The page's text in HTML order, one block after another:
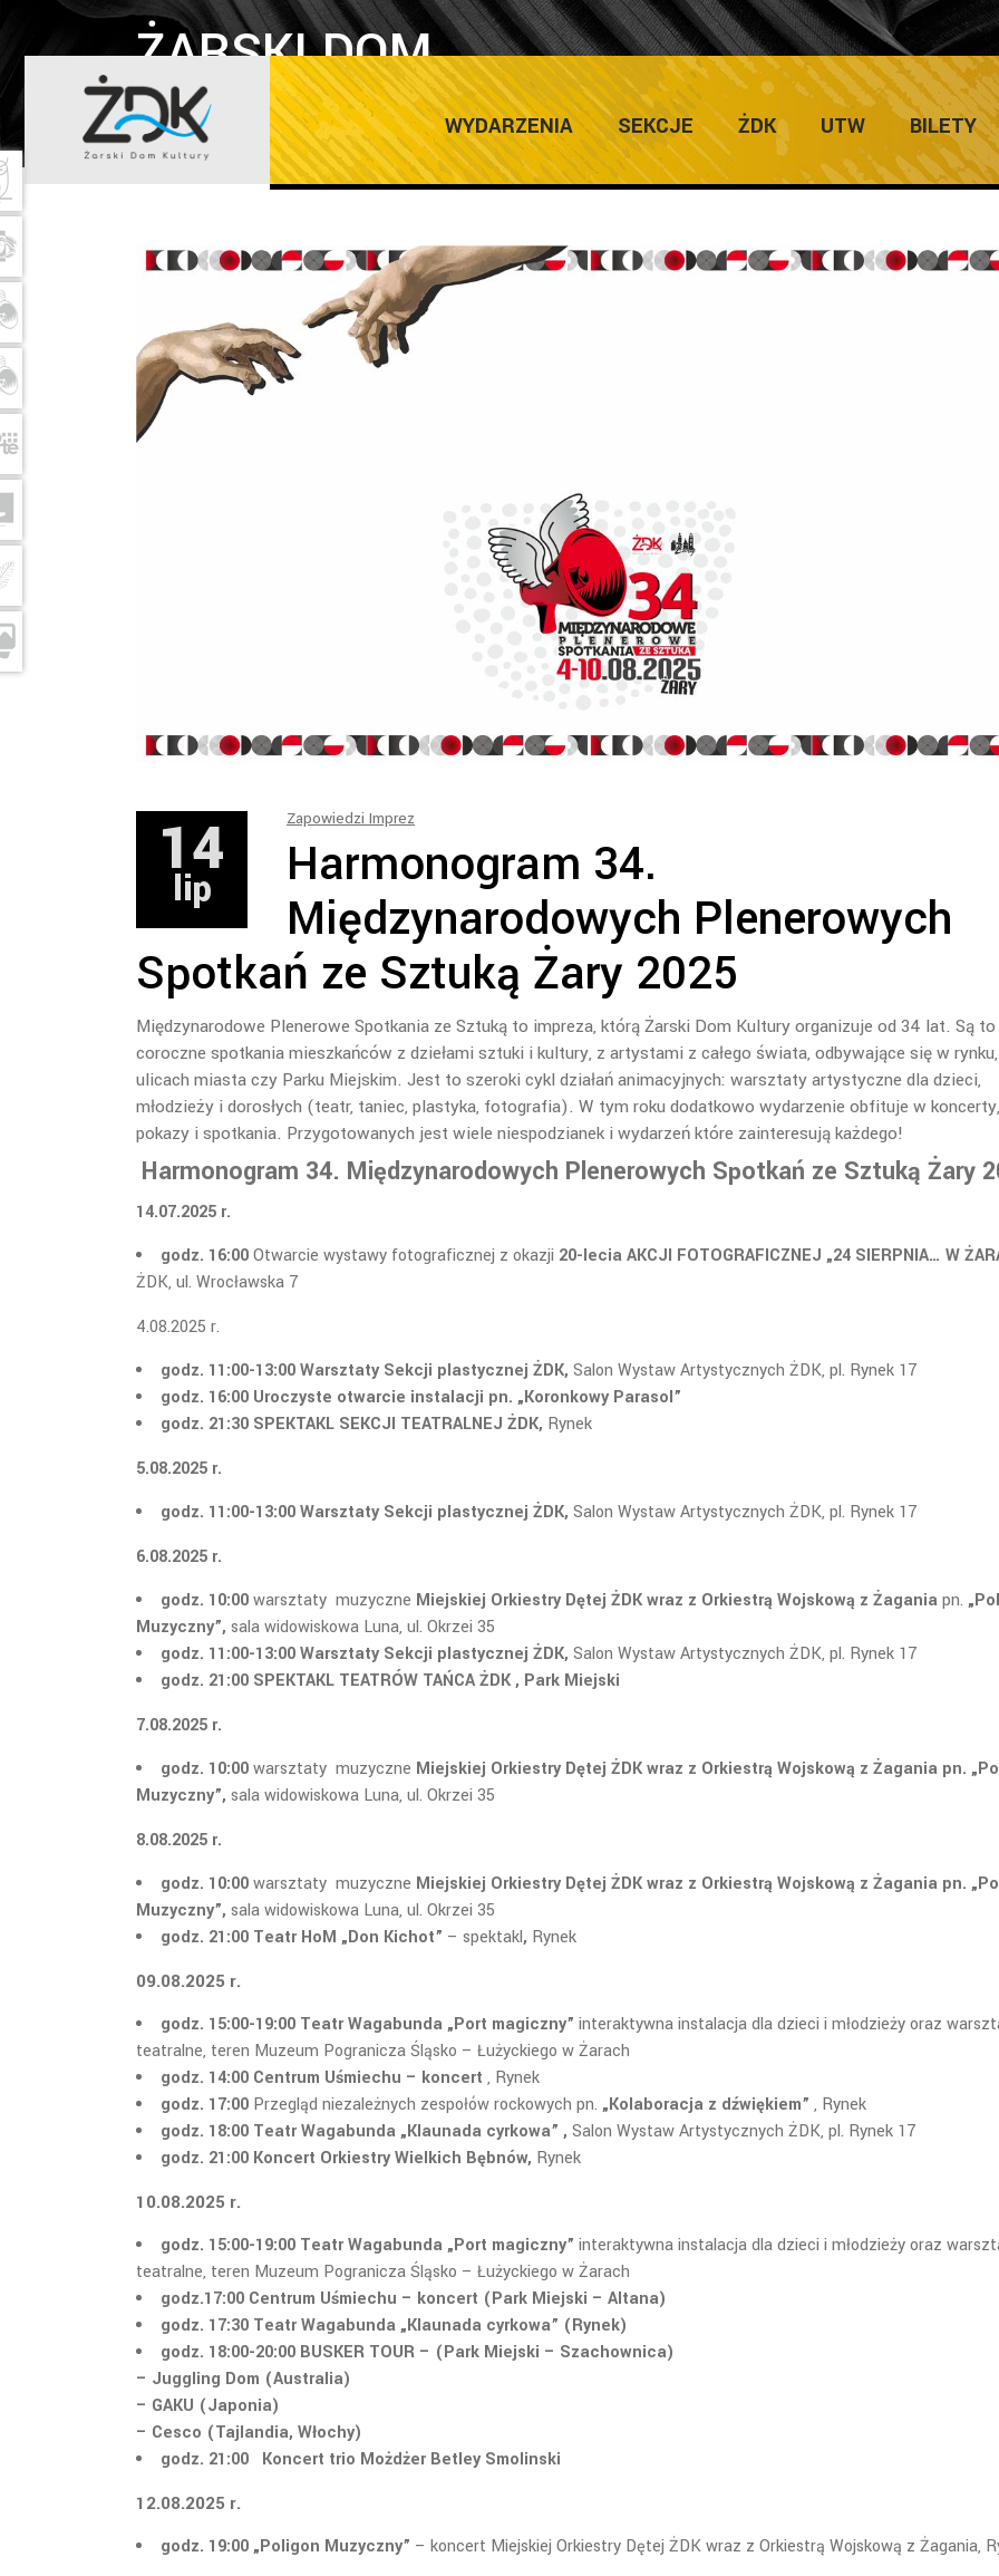
WYDARZENIA SEKCJE ŻDK UTW BILETY
ŻARSKI DOM
KULTURY
Home/Zapowiedzi Imprez/Harmonogram 34.
14
lip
Zapowiedzi Imprez
Harmonogram 34.
Międzynarodowych Plenerowych
Spotkań ze Sztuką Żary 2025
Międzynarodowe Plenerowe Spotkania ze Sztuką to impreza, którą Żarski Dom Kultury organizuje od 34 lat. Są to
coroczne spotkania mieszkańców z dziełami sztuki i kultury, z artystami z całego świata, odbywające się w
ulicach miasta czy Parku Miejskim. Jest to szeroki cykl działań animacyjnych: warsztaty artystyczne dla dzieci,
młodzieży i dorosłych (teatr, taniec, plastyka, fotografia). W tym roku dodatkowo wydarzenie obfituje w koncerty,
pokazy i spotkania. Przygotowanych jest wiele niespodzianek i wydarzeń które zainteresują każdego!
Harmonogram 34. Międzynarodowych Plenerowych Spotkań ze Sztuką Żary
14.07.2025 r.
godz. 16:00Otwarcie wystawy fotograficznej z okazji 20-lecia AKCJI FOTOGRAFICZNEJ „24 SIERPNIA… W
ŻDK, ul. Wrocławska 7
4.08.2025 r.
godz. 11:00-13:00 Warsztaty Sekcji plastycznej ŻDK, Salon Wystaw Artystycznych ŻDK, pl. Rynek 17
godz. 16:00 Uroczyste otwarcie instalacji pn. „Koronkowy Parasol”
godz. 21:30 SPEKTAKL SEKCJI TEATRALNEJ ŻDK, Rynek
5.08.2025 r.
godz. 11:00-13:00 Warsztaty Sekcji plastycznej ŻDK, Salon Wystaw Artystycznych ŻDK, pl. Rynek 17
6.08.2025 r.
godz. 10:00warsztaty muzyczne Miejskiej Orkiestry Dętej ŻDK wraz z Orkiestrą Wojskową z Żaganiapn.
Muzyczny”, sala widowiskowa Luna, ul. Okrzei 35
godz. 11:00-13:00 Warsztaty Sekcji plastycznej ŻDK, Salon Wystaw Artystycznych ŻDK, pl. Rynek 17
godz. 21:00 SPEKTAKL TEATRÓW TAŃCA ŻDK , Park Miejski
7.08.2025 r.
godz. 10:00warsztaty muzyczne Miejskiej Orkiestry Dętej ŻDK wraz z Orkiestrą Wojskową z Żagania pn.
Muzyczny”, sala widowiskowa Luna, ul. Okrzei 35
8.08.2025 r.
godz. 10:00warsztaty muzyczne Miejskiej Orkiestry Dętej ŻDK wraz z Orkiestrą Wojskową z Żagania pn.
Muzyczny”, sala widowiskowa Luna, ul. Okrzei 35
godz. 21:00 Teatr HoM „Don Kichot” – spektakl, Rynek
09.08.2025 r.
godz. 15:00-19:00 Teatr Wagabunda „Port magiczny” interaktywna instalacja dla dzieci i młodzieży oraz
teatralne, teren Muzeum Pogranicza Śląsko – Łużyckiego w Żarach
godz. 14:00 Centrum Uśmiechu – koncert , Rynek
godz. 17:00 Przegląd niezależnych zespołów rockowych pn. „Kolaboracja z dźwiękiem” , Rynek
godz. 18:00 Teatr Wagabunda „Klaunada cyrkowa” , Salon Wystaw Artystycznych ŻDK, pl. Rynek 17
godz. 21:00 Koncert Orkiestry Wielkich Bębnów, Rynek
10.08.2025 r.
godz. 15:00-19:00 Teatr Wagabunda „Port magiczny” interaktywna instalacja dla dzieci i młodzieży oraz
teatralne, teren Muzeum Pogranicza Śląsko – Łużyckiego w Żarach
godz.17:00 Centrum Uśmiechu – koncert (Park Miejski – Altana)
godz. 17:30 Teatr Wagabunda „Klaunada cyrkowa” (Rynek)
godz. 18:00-20:00 BUSKER TOUR – (Park Miejski – Szachownica)
– Juggling Dom (Australia)
– GAKU (Japonia)
– Cesco (Tajlandia, Włochy)
godz. 21:00 Koncert trio Możdżer Betley Smolinski
12.08.2025 r.
godz. 19:00 „Poligon Muzyczny” – koncert Miejskiej Orkiestry Dętej ŻDK wraz z Orkiestrą Wojskową z Żagania,